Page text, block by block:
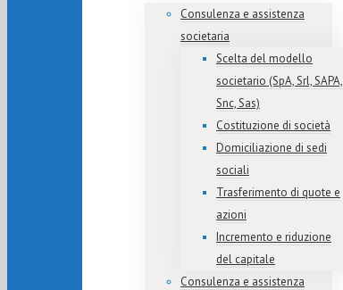
Consulenza e assistenza
societaria
Scelta del modello
societario (SpA, Srl, SAPA,
Snc, Sas)
Costituzione di società
Domiciliazione di sedi
sociali
Trasferimento di quote e
azioni
Incremento e riduzione
del capitale
Consulenza e assistenza